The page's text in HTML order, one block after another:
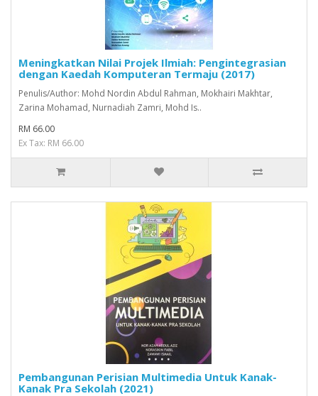
Meningkatkan Nilai Projek Ilmiah: Pengintegrasian
dengan Kaedah Komputeran Termaju (2017)
Penulis/Author: Mohd Nordin Abdul Rahman, Mokhairi Makhtar,
Zarina Mohamad, Nurnadiah Zamri, Mohd Is..
RM 66.00
Ex Tax: RM 66.00
Pembangunan Perisian Multimedia Untuk Kanak-
Kanak Pra Sekolah (2021)